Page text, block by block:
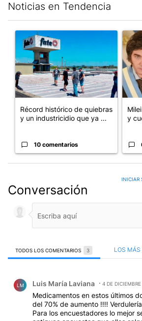
Noticias en Tendencia
Un artículo de tendencia con el título
Récord histórico de quiebras
y un industricidio que ya ...
10 comentarios
Un
y
Conversación
INICIAR
TODOS LOS COMENTARIOS 3 LOS MÁS
LM Luis María Laviana 4 DE
Medicamentos en estos últimos
del 70% de aumento !!!!
Para los encuestadores lo mejor